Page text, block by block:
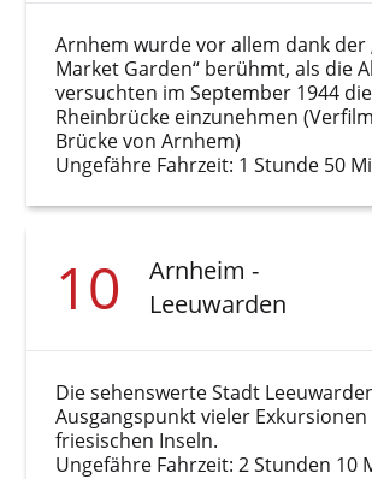
Arnhem wurde vor allem dank der
Market Garden“ berühmt, als die
versuchten im September 1944 die
Rheinbrücke einzunehmen
Brücke von Arnhem)
Ungefähre Fahrzeit: 1 Stunde 50
10
Arnheim -
Leeuwarden
Die sehenswerte Stadt
Ausgangspunkt vieler
friesischen Inseln.
Ungefähre Fahrzeit: 2 Stunden 10